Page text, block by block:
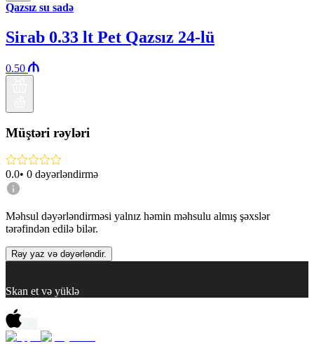
Qazsız su sadə
Sirab 0.33 lt Pet Qazsız 24-lü
0.50
Müştəri rəyləri
0.0• 0 dəyərləndirmə
Məhsul dəyərləndirməsi yalnız həmin məhsulu almış şəxslər
tərəfindən edilə bilər.
Rəy yaz və dəyərləndir.
Skan et və yüklə